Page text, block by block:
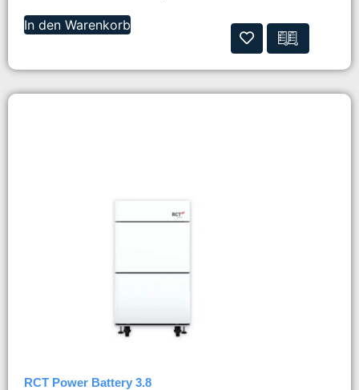
In den Warenkorb
RCT Power Battery 3.8